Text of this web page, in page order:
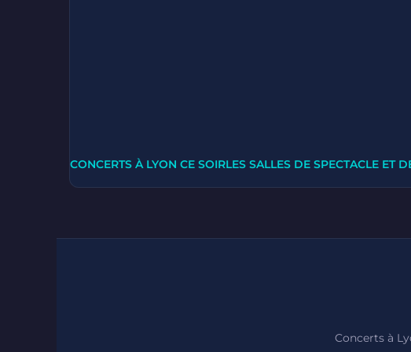
CONCERTS À LYON CE SOIRLES SALLES DE SPECTACLE ET
Concerts à